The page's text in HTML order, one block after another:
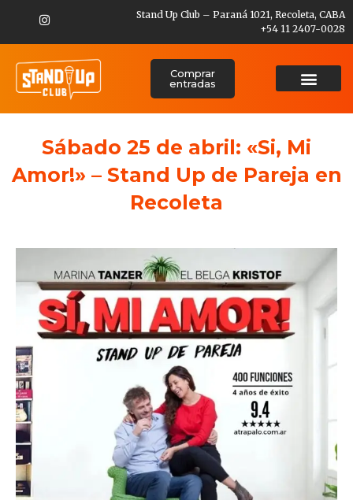
Stand Up Club – Paraná 1021, Recoleta, CABA
+54 11 2407-0028
Comprar
entradas
Sábado 25 de abril: «Si, Mi
Amor!» – Stand Up de Pareja en
Recoleta